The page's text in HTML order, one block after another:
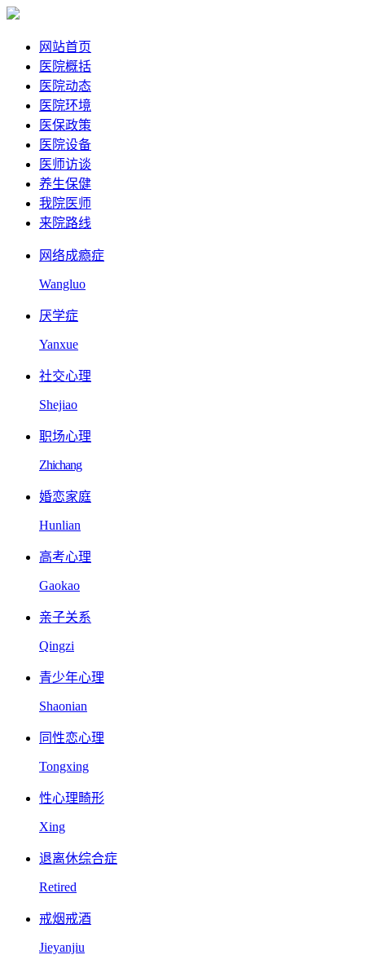
网站首页
医院概括
医院动态
医院环境
医保政策
医院设备
医师访谈
养生保健
我院医师
来院路线
网络成瘾症
Wangluo
厌学症
Yanxue
社交心理
Shejiao
职场心理
Zhichang
婚恋家庭
Hunlian
高考心理
Gaokao
亲子关系
Qingzi
青少年心理
Shaonian
同性恋心理
Tongxing
性心理畸形
Xing
退离休综合症
Retired
戒烟戒酒
Jieyanjiu